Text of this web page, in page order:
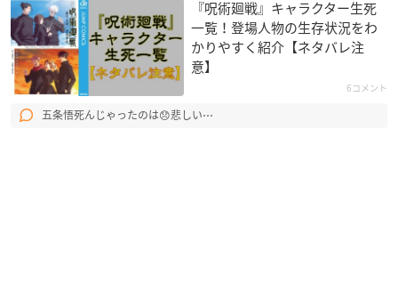
『呪術廻戦』キャラクター生死
一覧！登場人物の生存状況をわ
かりやすく紹介【ネタバレ注
意】
6コメント
五条悟死んじゃったのは😞悲しい⋯